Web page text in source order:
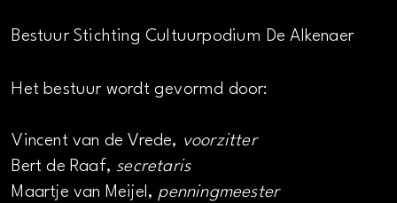
Bestuur Stichting Cultuurpodium De Alkenaer
Het bestuur wordt gevormd door:
Vincent van de Vrede, voorzitter
Bert de Raaf, secretaris
Maartje van Meijel, penningmeester